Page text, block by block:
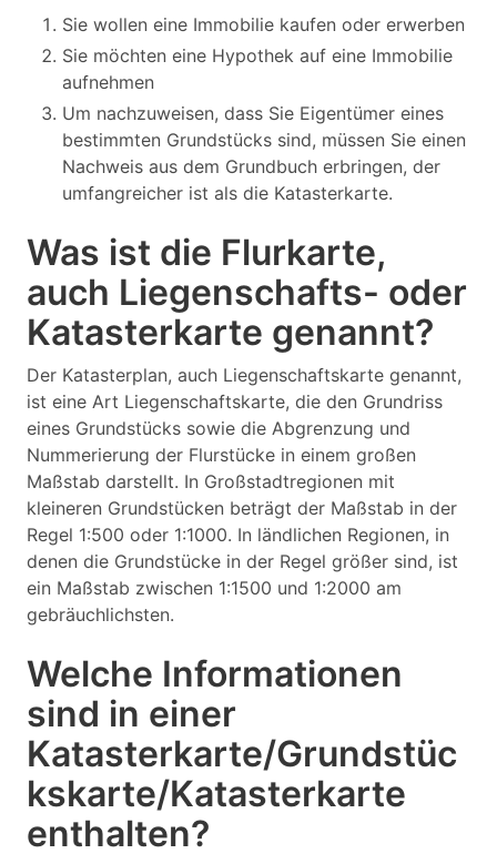
Sie wollen eine Immobilie kaufen oder erwerben
Sie möchten eine Hypothek auf eine Immobilie
aufnehmen
Um nachzuweisen, dass Sie Eigentümer eines
bestimmten Grundstücks sind, müssen Sie einen
Nachweis aus dem Grundbuch erbringen, der
umfangreicher ist als die Katasterkarte.
Was ist die Flurkarte,
auch Liegenschafts- oder
Katasterkarte genannt?
Der Katasterplan, auch Liegenschaftskarte genannt,
ist eine Art Liegenschaftskarte, die den Grundriss
eines Grundstücks sowie die Abgrenzung und
Nummerierung der Flurstücke in einem großen
Maßstab darstellt. In Großstadtregionen mit
kleineren Grundstücken beträgt der Maßstab in der
Regel 1:500 oder 1:1000. In ländlichen Regionen, in
denen die Grundstücke in der Regel größer sind, ist
ein Maßstab zwischen 1:1500 und 1:2000 am
gebräuchlichsten.
Welche Informationen
sind in einer
Katasterkarte/Grundstüc
kskarte/Katasterkarte
enthalten?